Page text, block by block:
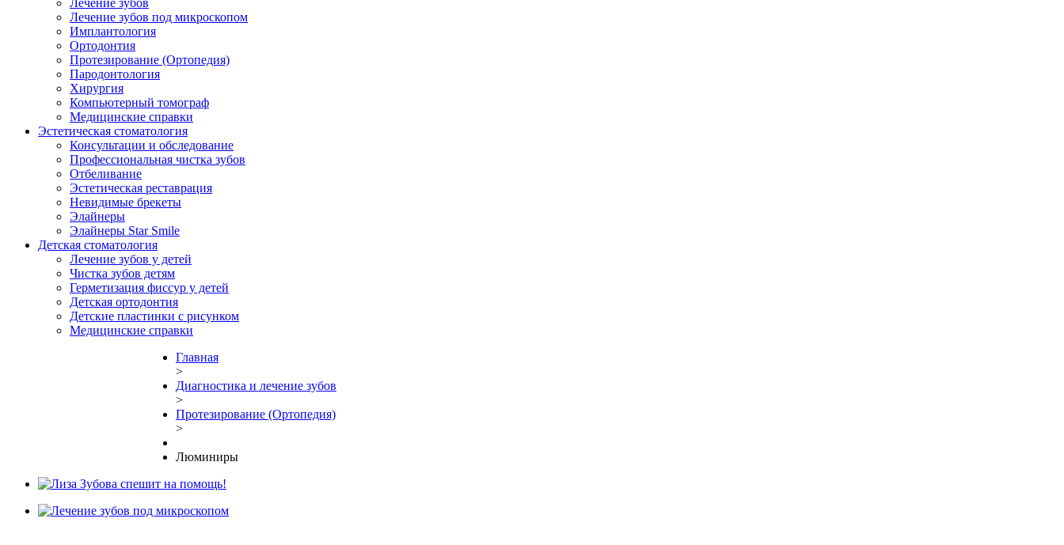
Лечение зубов
Лечение зубов под микроскопом
Имплантология
Ортодонтия
Протезирование (Ортопедия)
Пародонтология
Хирургия
Компьютерный томограф
Медицинские справки
Эстетическая стоматология
Консультации и обследование
Профессиональная чистка зубов
Отбеливание
Эстетическая реставрация
Невидимые брекеты
Элайнеры
Элайнеры Star Smile
Детская стоматология
Лечение зубов у детей
Чистка зубов детям
Герметизация фиссур у детей
Детская ортодонтия
Детские пластинки с рисунком
Медицинские справки
Главная
>
Диагностика и лечение зубов
>
Протезирование (Ортопедия)
>
Люминиры